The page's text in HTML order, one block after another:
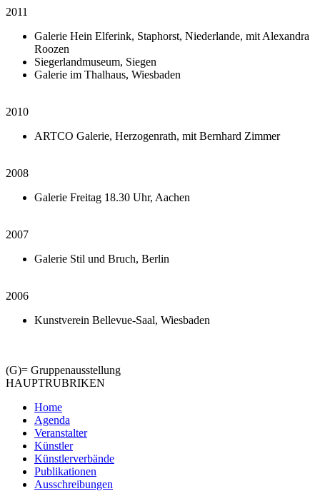
2011
Galerie Hein Elferink, Staphorst, Niederlande, mit Alexandra
Roozen
Siegerlandmuseum, Siegen
Galerie im Thalhaus, Wiesbaden
2010
ARTCO Galerie, Herzogenrath, mit Bernhard Zimmer
2008
Galerie Freitag 18.30 Uhr, Aachen
2007
Galerie Stil und Bruch, Berlin
2006
Kunstverein Bellevue-Saal, Wiesbaden
(G)= Gruppenausstellung
HAUPTRUBRIKEN
Home
Agenda
Veranstalter
Künstler
Künstlerverbände
Publikationen
Ausschreibungen